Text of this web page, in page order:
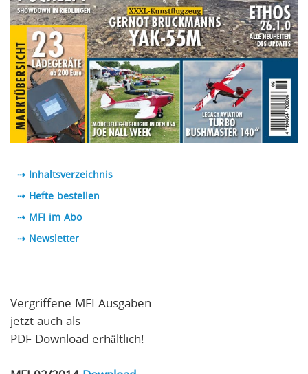
⇢ Inhaltsverzeichnis
⇢ Hefte bestellen
⇢ MFI im Abo
⇢ Newsletter
Vergriffene MFI Ausgaben
jetzt auch als
PDF-Download erhältlich!